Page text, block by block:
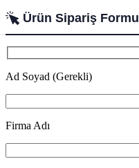
Ürün Sipariş Formu
Ad Soyad (Gerekli)
Firma Adı